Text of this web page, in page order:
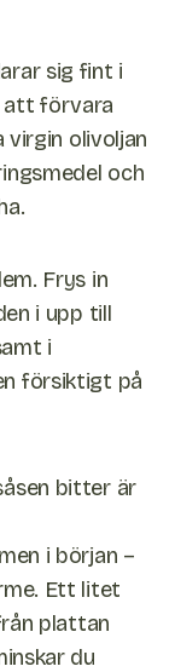
sig fint i
att förvara
olivoljan
och
Frys in
i upp till
i
försiktigt på
bitter är
i början –
Ett litet
plattan
du